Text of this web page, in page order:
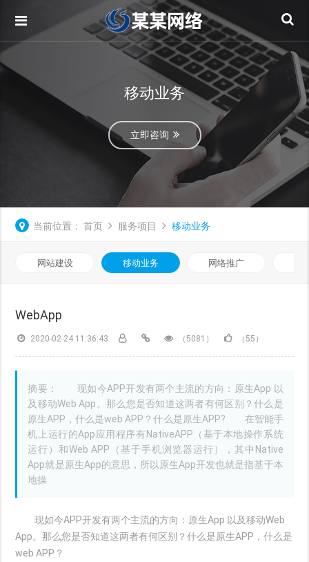
移动业务
立即咨询
当前位置： 首页 服务项目 移动业务
网站建设 移动业务 网络推广
WebApp
2020-02-24 11:36:43 （5081） （55）
摘要： 现如今APP开发有两个主流的方向：原生App 以
及移动Web App。那么您是否知道这两者有何区别？什么是
原生APP，什么是web APP？什么是原生APP? 在智能手
机上运行的App应用程序有NativeAPP（基于本地操作系统
运行）和Web APP（基于手机浏览器运行），其中Native
App就是原生App的意思，所以原生App开发也就是指基于本
地操
现如今APP开发有两个主流的方向：原生App 以及移动Web
App。那么您是否知道这两者有何区别？什么是原生APP，什么是
web APP？